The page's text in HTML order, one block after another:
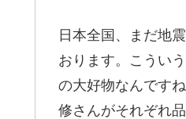
日本全国、まだ地
おります。こうい
の大好物なんです
修さんがそれぞれ